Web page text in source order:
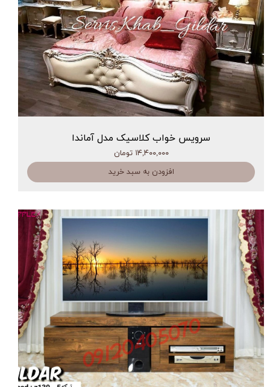
سرویس خواب کلاسیک مدل آماندا
۱۴,۴۰۰,۰۰۰ تومان
افزودن به سبد خرید